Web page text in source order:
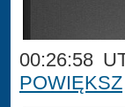
00:26:58
POWIĘKSZ